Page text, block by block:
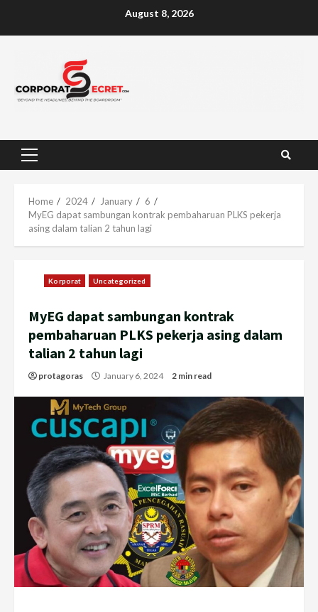
August 8, 2026
Primary
Home 2024 January
6
MyEG dapat sambungan kontrak pembaharuan PLKS pekerja
asing dalam talian 2 tahun lagi
Korporat Uncategorized
MyEG dapat sambungan kontrak
pembaharuan PLKS pekerja asing dalam
talian 2 tahun lagi
protagoras January 6, 2024 2 min read